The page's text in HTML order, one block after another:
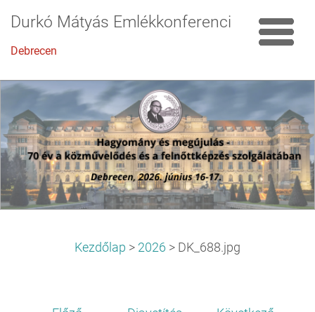
Durkó Mátyás Emlékkonferencia
Debrecen
Kezdőlap > 2026 > DK_688.jpg